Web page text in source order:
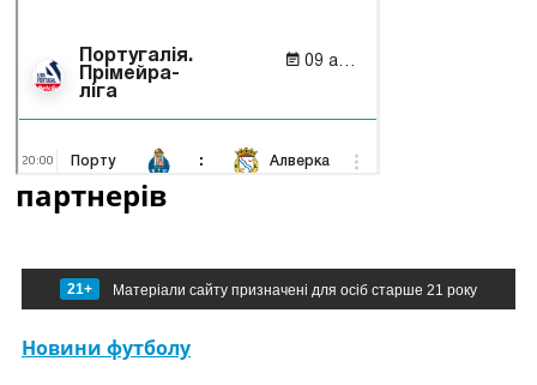
партнерів
21+ Матеріали сайту призначені для осіб старше 21 року
Новини футболу